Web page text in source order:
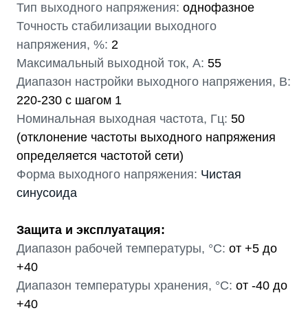
Тип выходного напряжения: однофазное
Точность стабилизации выходного
напряжения, %: 2
Максимальный выходной ток, А: 55
Диапазон настройки выходного напряжения, В:
220-230 с шагом 1
Номинальная выходная частота, Гц: 50
(отклонение частоты выходного напряжения
определяется частотой сети)
Форма выходного напряжения: Чистая
синусоида
Защита и эксплуатация:
Диапазон рабочей температуры, °С: от +5 до
+40
Диапазон температуры хранения, °С: от -40 до
+40